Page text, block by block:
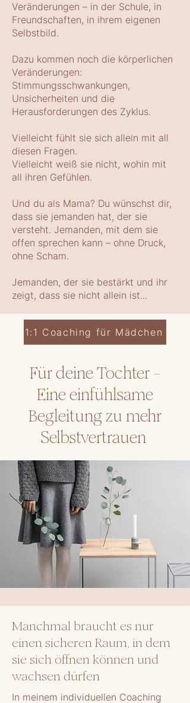
Veränderungen – in der Schule, in
Freundschaften, in ihrem eigenen
Selbstbild.
Dazu kommen noch die körperlichen
Veränderungen:
Stimmungsschwankungen,
Unsicherheiten und die
Herausforderungen des Zyklus.
Vielleicht fühlt sie sich allein mit all
diesen Fragen.
Vielleicht weiß sie nicht, wohin mit
all ihren Gefühlen.
Und du als Mama? Du wünschst dir,
dass sie jemanden hat, der sie
versteht. Jemanden, mit dem sie
offen sprechen kann – ohne Druck,
ohne Scham.
Jemanden, der sie bestärkt und ihr
zeigt, dass sie nicht allein ist...
1:1 Coaching für Mädchen
Für deine Tochter –
Eine einfühlsame
Begleitung zu mehr
Selbstvertrauen
Manchmal braucht es nur
einen sicheren Raum, in dem
sie sich öffnen können und
wachsen dürfen​
In meinem individuellen Coaching